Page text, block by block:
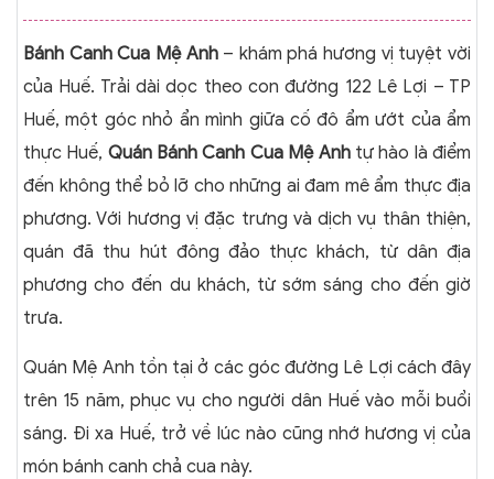
Bánh Canh Cua Mệ Anh– khám phá hương vị tuyệt vời
của Huế. Trải dài dọc theo con đường 122 Lê Lợi – TP
Huế, một góc nhỏ ẩn mình giữa cố đô ẩm ướt của ẩm
thực Huế, Quán Bánh Canh Cua Mệ Anhtự hào là điểm
đến không thể bỏ lỡ cho những ai đam mê ẩm thực địa
phương. Với hương vị đặc trưng và dịch vụ thân thiện,
quán đã thu hút đông đảo thực khách, từ dân địa
phương cho đến du khách, từ sớm sáng cho đến giờ
trưa.
Quán Mệ Anh tồn tại ở các góc đường Lê Lợi cách đây
trên 15 năm, phục vụ cho người dân Huế vào mỗi buổi
sáng. Đi xa Huế, trở về lúc nào cũng nhớ hương vị của
món bánh canh chả cua này.